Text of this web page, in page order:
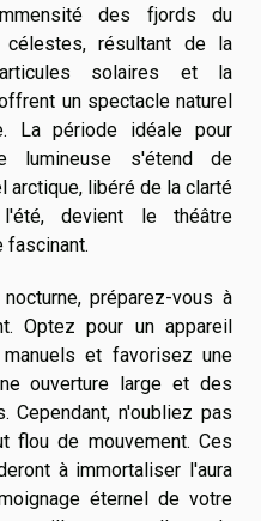
des fjords du
célestes, résultant de la
solaires et la
un spectacle naturel
La période idéale pour
lumineuse s'étend de
arctique, libéré de la clarté
devient le théâtre
fascinant.
préparez-vous à
Optez pour un appareil
et favorisez une
ouverture large et des
Cependant, n'oubliez pas
flou de mouvement. Ces
à immortaliser l'aura
éternel de votre